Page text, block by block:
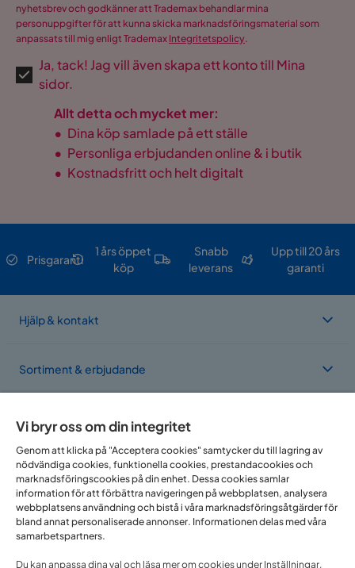
nyhetsbrev och godkänner att Trademax behandlar mina
personuppgifter för att kunna skicka marknadsföringsmaterial som
anpassats till mig enligt Trademax Integritetspolicy.
Ja, tack! Jag vill även skapa ett konto till Mina
sidor.
Allt detta och mycket mer:
• Dina köp samlade på ett ställe
• Personliga erbjudanden online & i butik
• Kostnadsfritt och helt digitalt
Prisgaranti
1 års öppet
köp
Snabb
leverans
Upp till 20 års
garanti
Hjälp & kontakt
Sortiment & erbjudande
Vi finns i flera länder
Vi bryr oss om din integritet
Genom att klicka på "Acceptera cookies" samtycker du till lagring av
nödvändiga cookies, funktionella cookies, prestandacookies och
marknadsföringscookies på din enhet. Dessa cookies samlar
information för att förbättra navigeringen på webbplatsen, analysera
webbplatsens användning och bistå i våra marknadsföringsåtgärder för
bland annat personaliserade annonser. Informationen delas med våra
samarbetspartners.
Du kan anpassa dina val och läsa mer om cookies under Inställningar.